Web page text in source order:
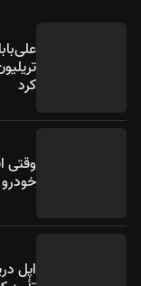
کرد
وقتی
خودرو با ۲۷ محصول در